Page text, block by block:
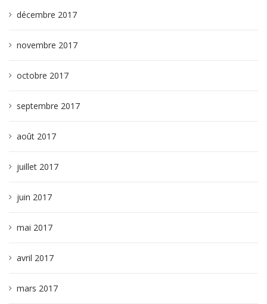
décembre 2017
novembre 2017
octobre 2017
septembre 2017
août 2017
juillet 2017
juin 2017
mai 2017
avril 2017
mars 2017